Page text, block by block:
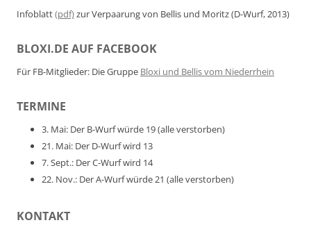
Infoblatt(pdf)zur Verpaarung von Bellis und Moritz (D-Wurf, 2013)
BLOXI.DE AUF FACEBOOK
Für FB-Mitglieder: Die Gruppe Bloxi und Bellis vom Niederrhein
TERMINE
3. Mai: Der B-Wurf würde 19 (alle verstorben)
21. Mai: Der D-Wurf wird 13
7. Sept.: Der C-Wurf wird 14
22. Nov.: Der A-Wurf würde 21 (alle verstorben)
KONTAKT